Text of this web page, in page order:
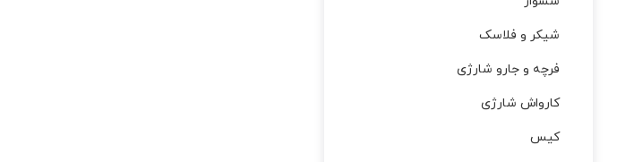
شیکر و فلاسک
فرچه و جارو شارژی
کارواش شارژی
کیس